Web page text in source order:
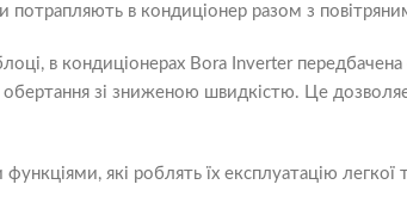
потрапляють в кондиціонер разом з
в кондиціонерах Bora Inverter
зі зниженою швидкістю. Це
які роблять їх експлуатацію легкої